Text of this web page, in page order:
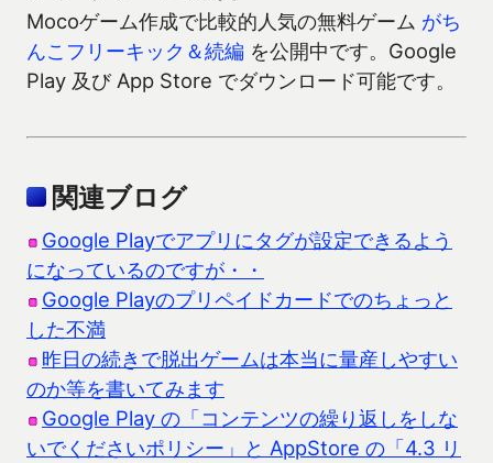
Mocoゲーム作成で比較的人気の無料ゲーム がち
んこフリーキック＆続編 を公開中です。Google
Play 及び App Store でダウンロード可能です。
関連ブログ
Google Playでアプリにタグが設定できるよう
になっているのですが・・
Google Playのプリペイドカードでのちょっと
した不満
昨日の続きで脱出ゲームは本当に量産しやすい
のか等を書いてみます
Google Play の「コンテンツの繰り返しをしな
いでくださいポリシー」と AppStore の「4.3 リ